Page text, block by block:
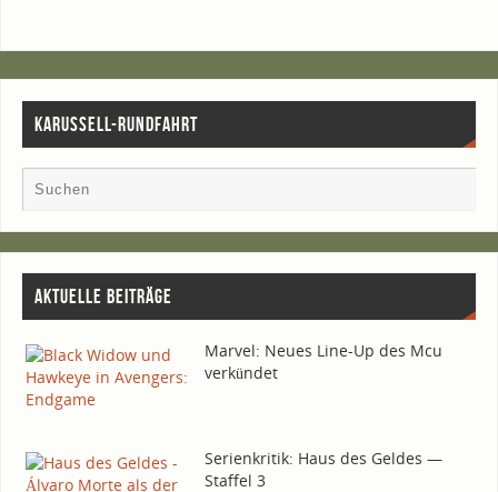
KARUSSELL-RUNDFAHRT
AKTU­EL­LE BEITRÄGE
Mar­vel: Neu­es Line-Up des Mcu
verkündet
Seri­en­kri­tik: Haus des Gel­des —
Staf­fel 3